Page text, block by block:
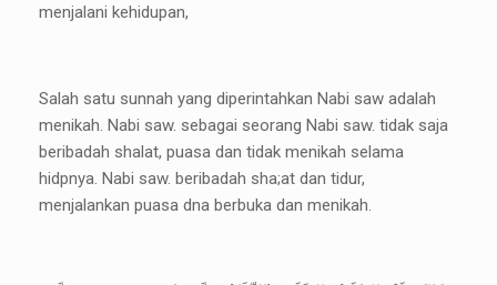
menjalani kehidupan,
Salah satu sunnah yang diperintahkan Nabi saw adalah
menikah. Nabi saw. sebagai seorang Nabi saw. tidak saja
beribadah shalat, puasa dan tidak menikah selama
hidpnya. Nabi saw. beribadah sha;at dan tidur,
menjalankan puasa dna berbuka dan menikah.